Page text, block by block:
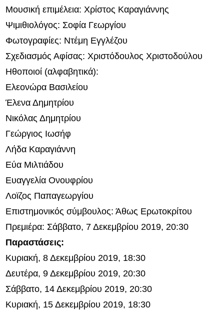
Μουσική επιμέλεια: Χρίστος Καραγιάννης
Ψιμιθιολόγος: Σοφία Γεωργίου
Φωτογραφίες: Ντέμη Εγγλέζου
Σχεδιασμός Αφίσας: Χριστόδουλος Χριστοδούλου
Ηθοποιοί (αλφαβητικά):
Ελεονώρα Βασιλείου
Έλενα Δημητρίου
Νικόλας Δημητρίου
Γεώργιος Ιωσήφ
Λήδα Καραγιάννη
Εύα Μιλτιάδου
Ευαγγελία Ονουφρίου
Λοϊζος Παπαγεωργίου
Επιστημονικός σύμβουλος: Άθως Ερωτοκρίτου
Πρεμιέρα: Σάββατο, 7 Δεκεμβρίου 2019, 20:30
Παραστάσεις:
Κυριακή, 8 Δεκεμβρίου 2019, 18:30
Δευτέρα, 9 Δεκεμβρίου 2019, 20:30
Σάββατο, 14 Δεκεμβρίου 2019, 20:30
Κυριακή, 15 Δεκεμβρίου 2019, 18:30